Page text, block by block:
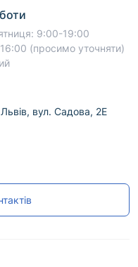
9:00-19:00
(просимо уточняти)
вул. Садова, 2Е